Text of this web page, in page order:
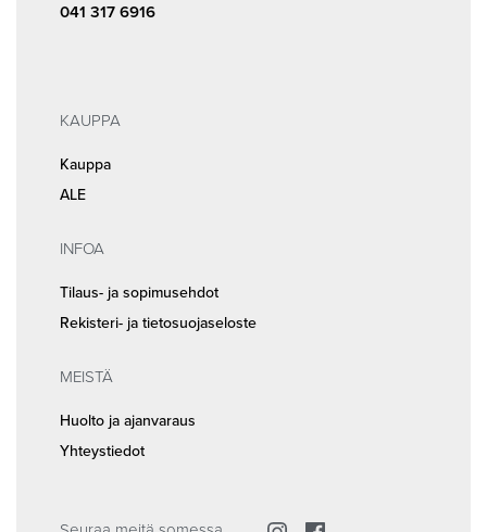
041 317 6916
KAUPPA
Kauppa
ALE
INFOA
Tilaus- ja sopimusehdot
Rekisteri- ja tietosuojaseloste
MEISTÄ
Huolto ja ajanvaraus
Yhteystiedot